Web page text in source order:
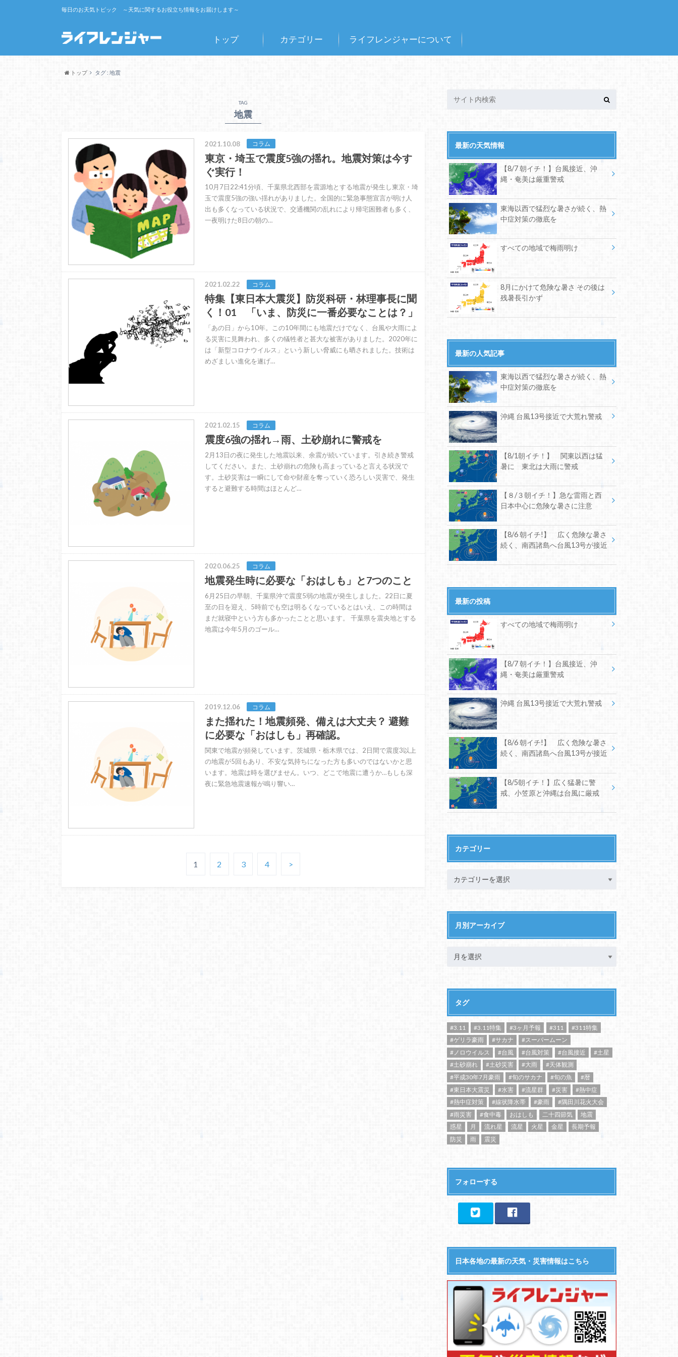
毎日のお天気トピック ～天気に関するお役立ち情報をお届けします～
トップ カテゴリー ライフレンジャーについて
トップ タグ : 地震
TAG
地震
2021.10.08 コラム
東京・埼玉で震度5強の揺れ。地震対策は今す
ぐ実行！
10月7日22:41分頃、千葉県北西部を震源地とする地震が発生し東京・埼
玉で震度5強の強い揺れがありました。全国的に緊急事態宣言が明け人
出も多くなっている状況で、交通機関の乱れにより帰宅困難者も多く、
一夜明けた8日の朝の…
2021.02.22 コラム
特集【東日本大震災】防災科研・林理事長に聞
く！01 「いま、防災に一番必要なことは？」
「あの日」から10年。この10年間にも地震だけでなく、台風や大雨によ
る災害に見舞われ、多くの犠牲者と甚大な被害がありました。2020年に
は「新型コロナウイルス」という新しい脅威にも晒されました。技術は
めざましい進化を遂げ…
2021.02.15 コラム
震度6強の揺れ→雨、土砂崩れに警戒を
2月13日の夜に発生した地震以来、余震が続いています。引き続き警戒
してください。また、土砂崩れの危険も高まっていると言える状況で
す。土砂災害は一瞬にして命や財産を奪っていく恐ろしい災害で、発生
すると避難する時間はほとんど…
2020.06.25 コラム
地震発生時に必要な「おはしも」と7つのこと
6月25日の早朝、千葉県沖で震度5弱の地震が発生しました。22日に夏
至の日を迎え、5時前でも空は明るくなっているとはいえ、この時間は
まだ就寝中という方も多かったことと思います。 千葉県を震央地とする
地震は今年5月のゴール…
2019.12.06 コラム
また揺れた！地震頻発、備えは大丈夫？ 避難
に必要な「おはしも」再確認。
関東で地震が頻発しています。茨城県・栃木県では、2日間で震度3以上
の地震が5回もあり、不安な気持ちになった方も多いのではないかと思
います。地震は時を選びません。いつ、どこで地震に遭うか…もしも深
夜に緊急地震速報が鳴り響い…
1 2 3 4 >
最新の天気情報
【8/7 朝イチ！】台風接近、沖
縄・奄美は厳重警戒
東海以西で猛烈な暑さが続く、熱
中症対策の徹底を
すべての地域で梅雨明け
8月にかけて危険な暑さ その後は
残暑長引かず
最新の人気記事
東海以西で猛烈な暑さが続く、熱
中症対策の徹底を
沖縄 台風13号接近で大荒れ警戒
【8/1朝イチ！】 関東以西は猛
暑に 東北は大雨に警戒
【８/３朝イチ！】急な雷雨と西
日本中心に危険な暑さに注意
【8/6 朝イチ!】 広く危険な暑さ
続く、南西諸島へ台風13号が接近
最新の投稿
すべての地域で梅雨明け
【8/7 朝イチ！】台風接近、沖
縄・奄美は厳重警戒
沖縄 台風13号接近で大荒れ警戒
【8/6 朝イチ!】 広く危険な暑さ
続く、南西諸島へ台風13号が接近
【8/5朝イチ！】広く猛暑に警
戒、小笠原と沖縄は台風に厳戒
カテゴリー
月別アーカイブ
タグ
#3.11 #3.11特集 #3ヶ月予報 #311
#311特集
#ゲリラ豪雨
#サカナ
#スーパームーン
#ノロウイルス
#台風 #台風対策 #台風接近
#土星
#土砂崩れ
#土砂災害 #大雨
#天体観測
#平成30年7月豪雨
#旬のサカナ #旬の魚
#暦
#東日本大震災
#水害 #流星群 #災害
#熱中症
#熱中症対策
#線状降水帯 #豪雨
#隅田川花火大会
#雨災害
#食中毒 おはしも 二十四節気
地震
惑星
月 流れ星 流星 火星 金星
長期予報
防災
雨 震災
フォローする
日本各地の最新の天気・災害情報はこちら